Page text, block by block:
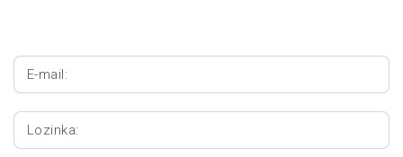
E-mail:
Lozinka: